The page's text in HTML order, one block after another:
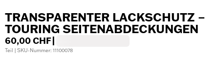
TRANSPARENTER LACKSCHUTZ –
TOURING SEITENABDECKUNGEN
60,00 CHF
Teil | SKU-Nummer: 11100078